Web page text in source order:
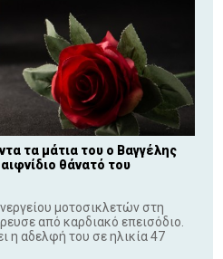
τα μάτια του ο Βαγγέλης
θάνατό του
μοτοσικλετών στη
από καρδιακό επεισόδιο.
η αδελφή του σε ηλικία 47